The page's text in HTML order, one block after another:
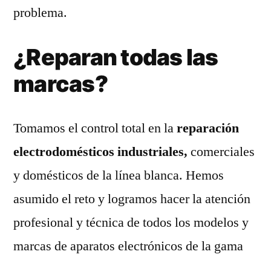
problema.
¿Reparan todas las
marcas?
Tomamos el control total en lareparación
electrodomésticos industriales, comerciales
y domésticos de la línea blanca. Hemos
asumido el reto y logramos hacer la atención
profesional y técnica de todos los modelos y
marcas de aparatos electrónicos de la gama